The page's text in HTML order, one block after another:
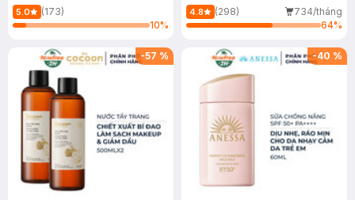
150ml
5.0
(173)
10%
4.8 (298)
734/tháng
64%
-57 % -40 %